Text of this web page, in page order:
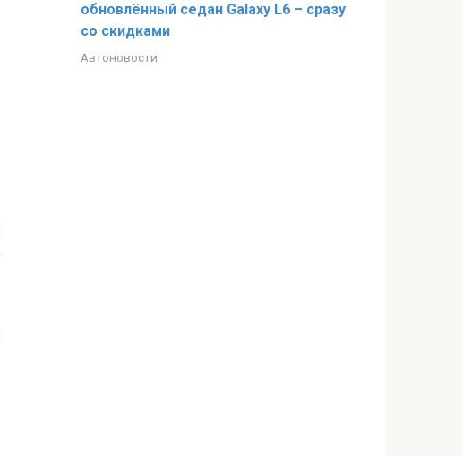
обновлённый седан Galaxy L6 – сразу
со скидками
Автоновости